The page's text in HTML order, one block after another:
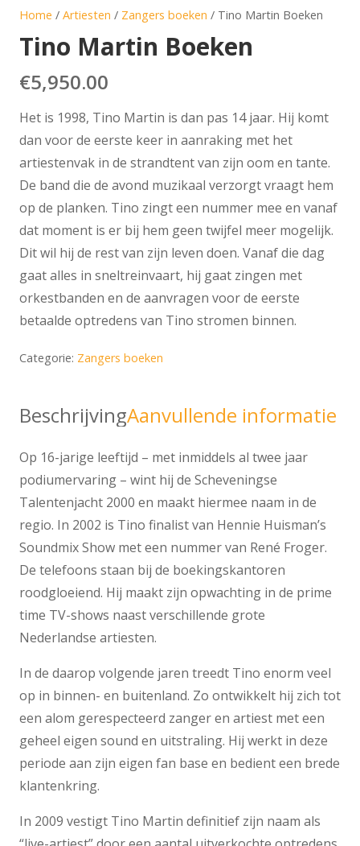
Home / Artiesten / Zangers boeken / Tino Martin Boeken
Tino Martin Boeken
€5,950.00
Het is 1998, Tino Martin is dan pas 14 jaar. Hij komt
dan voor de eerste keer in aanraking met het
artiestenvak in de strandtent van zijn oom en tante.
De band die de avond muzikaal verzorgt vraagt hem
op de planken. Tino zingt een nummer mee en vanaf
dat moment is er bij hem geen twijfel meer mogelijk.
Dit wil hij de rest van zijn leven doen. Vanaf die dag
gaat alles in sneltreinvaart, hij gaat zingen met
orkestbanden en de aanvragen voor de eerste
betaalde optredens van Tino stromen binnen.
Categorie: Zangers boeken
BeschrijvingAanvullende informatie
Op 16-jarige leeftijd – met inmiddels al twee jaar
podiumervaring – wint hij de Scheveningse
Talentenjacht 2000 en maakt hiermee naam in de
regio. In 2002 is Tino finalist van Hennie Huisman’s
Soundmix Show met een nummer van René Froger.
De telefoons staan bij de boekingskantoren
roodgloeiend. Hij maakt zijn opwachting in de prime
time TV-shows naast verschillende grote
Nederlandse artiesten.
In de daarop volgende jaren treedt Tino enorm veel
op in binnen- en buitenland. Zo ontwikkelt hij zich tot
een alom gerespecteerd zanger en artiest met een
geheel eigen sound en uitstraling. Hij werkt in deze
periode aan zijn eigen fan base en bedient een brede
klantenkring.
In 2009 vestigt Tino Martin definitief zijn naam als